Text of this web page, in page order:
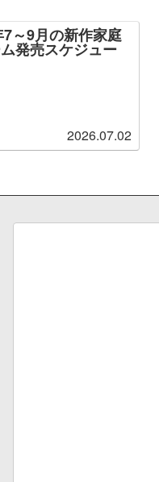
～9月の新作家庭
発売スケジュー
2026.07.02